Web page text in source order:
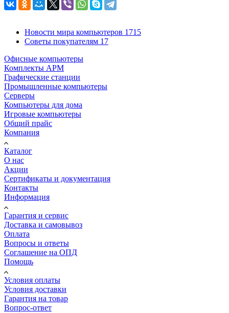
Новости мира компьютеров 1715
Советы покупателям 17
Офисные компьютеры
Комплекты АРМ
Графические станции
Промышленные компьютеры
Серверы
Компьютеры для дома
Игровые компьютеры
Общий прайс
Компания
Каталог
О нас
Акции
Сертификаты и документация
Контакты
Информация
Гарантия и сервис
Доставка и самовывоз
Оплата
Вопросы и ответы
Соглашение на ОПД
Помощь
Условия оплаты
Условия доставки
Гарантия на товар
Вопрос-ответ